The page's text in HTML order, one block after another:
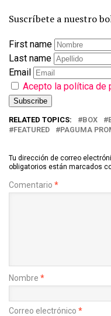
Suscríbete a nuestro
First name
Last name
Email
Acepto la política de
RELATED TOPICS: BOX
FEATURED
PAGUMA
Tu dirección de correo
obligatorios están marcados
Comentario *
Nombre *
Correo electrónico *